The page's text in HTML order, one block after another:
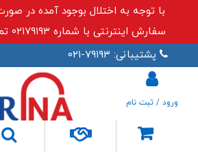
با توجه به اختلال بوجود آمده در
سفارش اینترنتی با شماره ۰۲۱۷۹۱۹۳ تماس حاصل نمایید
پشتیبانی: ۷۹۱۹۳-۰۲۱
ورود / ثبت نام